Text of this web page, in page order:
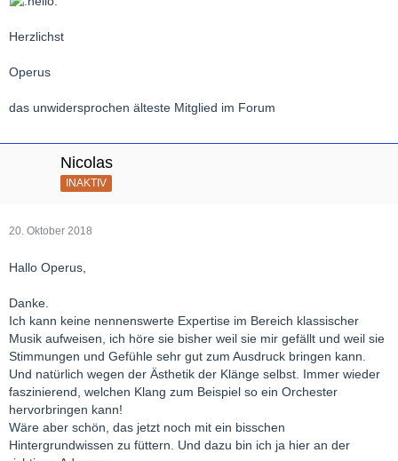
Herzlichst
Operus
das unwidersprochen älteste Mitglied im Forum
Nicolas
INAKTIV
20. Oktober 2018
Hallo Operus,
Danke.
Ich kann keine nennenswerte Expertise im Bereich klassischer
Musik aufweisen, ich höre sie bisher weil sie mir gefällt und weil sie
Stimmungen und Gefühle sehr gut zum Ausdruck bringen kann.
Und natürlich wegen der Ästhetik der Klänge selbst. Immer wieder
faszinierend, welchen Klang zum Beispiel so ein Orchester
hervorbringen kann!
Wäre aber schön, das jetzt noch mit ein bisschen
Hintergrundwissen zu füttern. Und dazu bin ich ja hier an der